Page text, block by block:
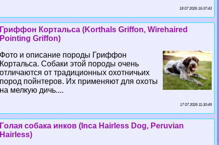
18 07 2026 16:37:43
Гриффон Кортальса (Korthals Griffon, Wirehaired
Pointing Griffon)
Фото и описание породы Гриффон
Кортальса. Собаки этой породы очень
отличаются от традиционных охотничьих
пород пойнтеров. Их применяют для охоты
на мелкую дичь....
17 07 2026 11:30:49
Гoлая собака инков (Inca Hairless Dog, Peruvian
Hairless)